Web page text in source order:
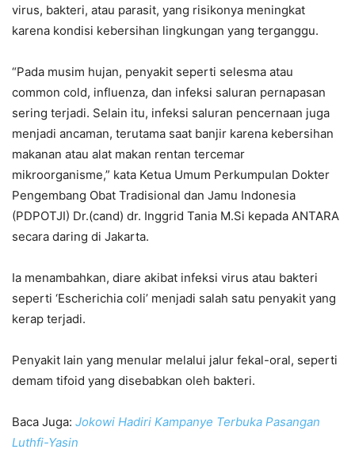
virus, bakteri, atau parasit, yang risikonya meningkat
karena kondisi kebersihan lingkungan yang terganggu.
“Pada musim hujan, penyakit seperti selesma atau
common cold, influenza, dan infeksi saluran pernapasan
sering terjadi. Selain itu, infeksi saluran pencernaan juga
menjadi ancaman, terutama saat banjir karena kebersihan
makanan atau alat makan rentan tercemar
mikroorganisme,” kata Ketua Umum Perkumpulan Dokter
Pengembang Obat Tradisional dan Jamu Indonesia
(PDPOTJI) Dr.(cand) dr. Inggrid Tania M.Si kepada ANTARA
secara daring di Jakarta.
Ia menambahkan, diare akibat infeksi virus atau bakteri
seperti ‘Escherichia coli’ menjadi salah satu penyakit yang
kerap terjadi.
Penyakit lain yang menular melalui jalur fekal-oral, seperti
demam tifoid yang disebabkan oleh bakteri.
Baca Juga: Jokowi Hadiri Kampanye Terbuka Pasangan
Luthfi-Yasin